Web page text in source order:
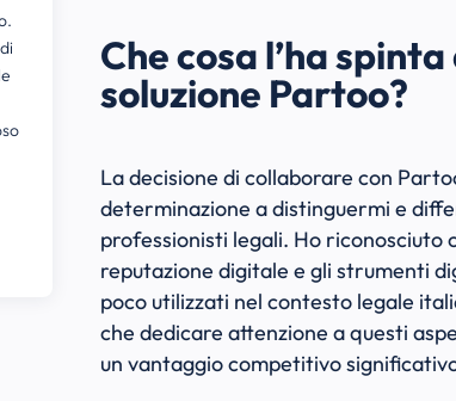
Che cosa l’ha
soluzione Partoo?
La decisione di collaborare con
determinazione a distinguermi e
professionisti legali. Ho riconosciuto
reputazione digitale e gli strumenti
poco utilizzati nel contesto legale
che dedicare attenzione a questi
un vantaggio competitivo